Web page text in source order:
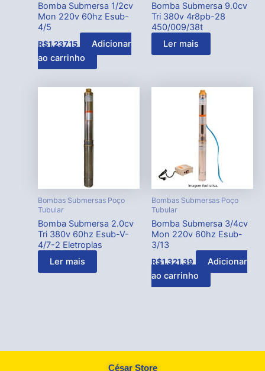
Bomba Submersa 1/2cv
Mon 220v 60hz Esub-
4/5
R$1.237,15
Adicionar
ao carrinho
Bomba Submersa 9.0cv
Tri 380v 4r8pb-28
450/009/38t
Ler mais
Bombas Submersas Poço
Tubular
Bomba Submersa 2.0cv
Tri 380v 60hz Esub-V-
4/7-2 Eletroplas
Ler mais
Bombas Submersas Poço
Tubular
Bomba Submersa 3/4cv
Mon 220v 60hz Esub-
3/13
R$1.321,39
Adicionar
ao carrinho
César Store